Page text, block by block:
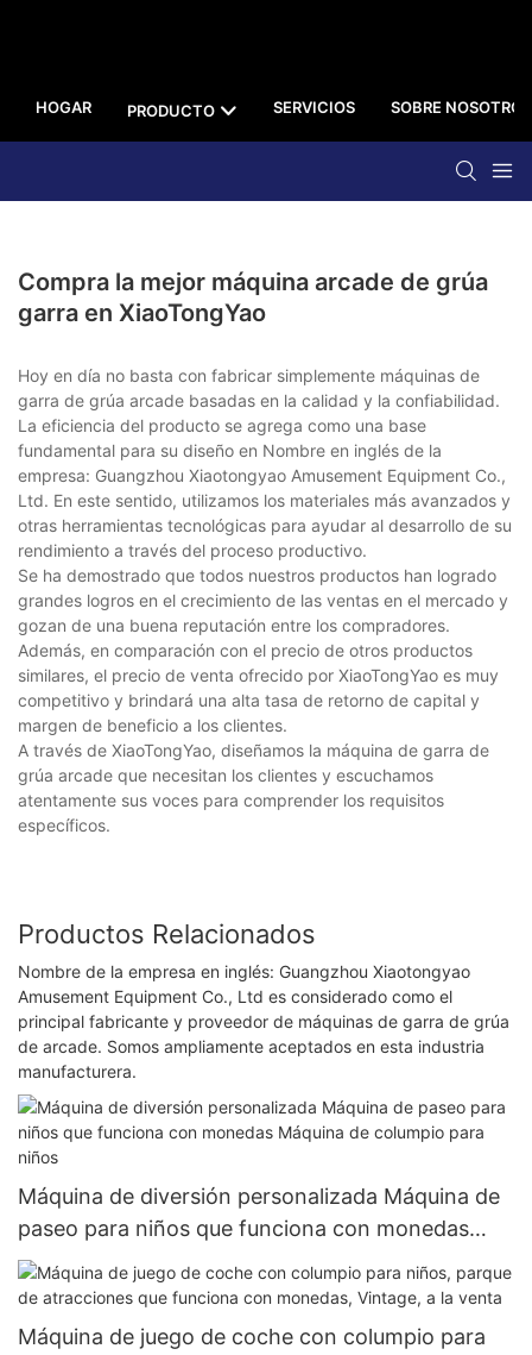
HOGAR PRODUCTO SERVICIOS SOBRE NOSOTROS
Compra la mejor máquina arcade de grúa
garra en XiaoTongYao
Hoy en día no basta con fabricar simplemente máquinas de
garra de grúa arcade basadas en la calidad y la confiabilidad.
La eficiencia del producto se agrega como una base
fundamental para su diseño en Nombre en inglés de la
empresa: Guangzhou Xiaotongyao Amusement Equipment Co.,
Ltd. En este sentido, utilizamos los materiales más avanzados y
otras herramientas tecnológicas para ayudar al desarrollo de su
rendimiento a través del proceso productivo.
Se ha demostrado que todos nuestros productos han logrado
grandes logros en el crecimiento de las ventas en el mercado y
gozan de una buena reputación entre los compradores.
Además, en comparación con el precio de otros productos
similares, el precio de venta ofrecido por XiaoTongYao es muy
competitivo y brindará una alta tasa de retorno de capital y
margen de beneficio a los clientes.
A través de XiaoTongYao, diseñamos la máquina de garra de
grúa arcade que necesitan los clientes y escuchamos
atentamente sus voces para comprender los requisitos
específicos.
Productos Relacionados
Nombre de la empresa en inglés: Guangzhou Xiaotongyao
Amusement Equipment Co., Ltd es considerado como el
principal fabricante y proveedor de máquinas de garra de grúa
de arcade. Somos ampliamente aceptados en esta industria
manufacturera.
Máquina de diversión personalizada Máquina de
paseo para niños que funciona con monedas
Máquina de columpio para niños
Máquina de juego de coche con columpio para